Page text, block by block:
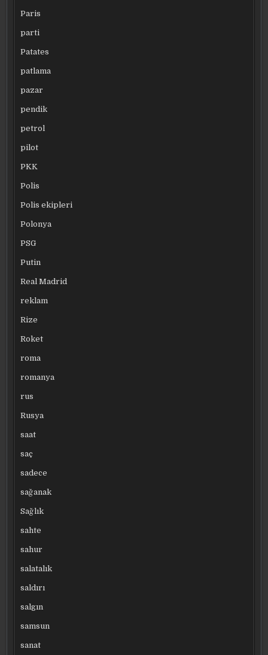
Paris
parti
Patates
patlama
pazar
pendik
petrol
pilot
PKK
Polis
Polis ekipleri
Polonya
PSG
Putin
Real Madrid
reklam
Rize
Roket
roma
romanya
rus
Rusya
saat
saç
sadece
sağanak
Sağlık
sahte
sahur
salatalık
saldırı
salgın
samsun
sanat